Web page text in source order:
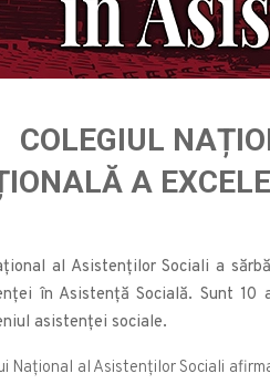
COLEGIUL
A
al Asistenţilor Sociali a
în Asistenţă Socială. Sunt
asistenței sociale.
Național al Asistenților Sociali